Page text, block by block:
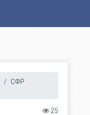
СФР
25